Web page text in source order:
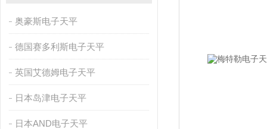
奥豪斯电子天平
德国赛多利斯电子天平
英国艾德姆电子天平
日本岛津电子天平
日本AND电子天平